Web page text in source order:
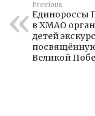
Previous
Единороссы
в ХМАО
детей
Великой